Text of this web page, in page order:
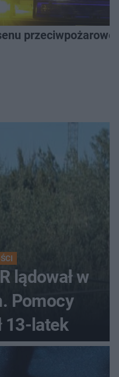
lądował w
Pomocy
13-latek